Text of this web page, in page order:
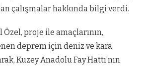
çalışmalar hakkında bilgi verdi.
Özel, proje ile amaçlarının,
deprem için deniz ve kara
Kuzey Anadolu Fay Hattı’nın